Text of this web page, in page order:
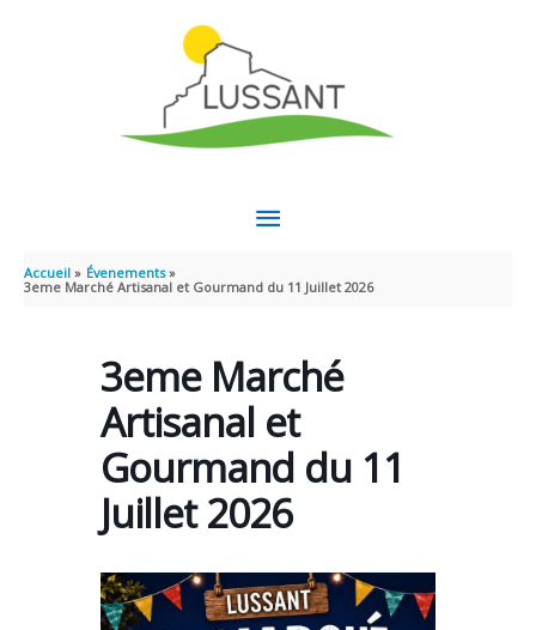
MENU
PRINCIPAL
Accueil
Évenements
3eme Marché Artisanal et Gourmand du 11 Juillet 2026
3eme Marché
Artisanal et
Gourmand du 11
Juillet 2026